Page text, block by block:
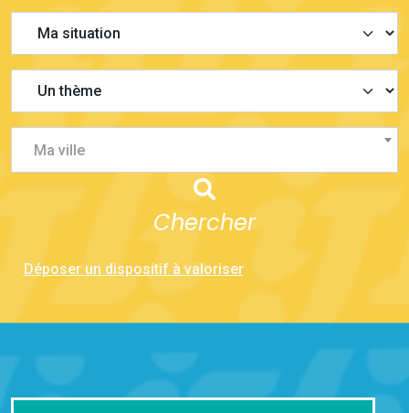
Ma ville
Chercher
Déposer un dispositif à valoriser